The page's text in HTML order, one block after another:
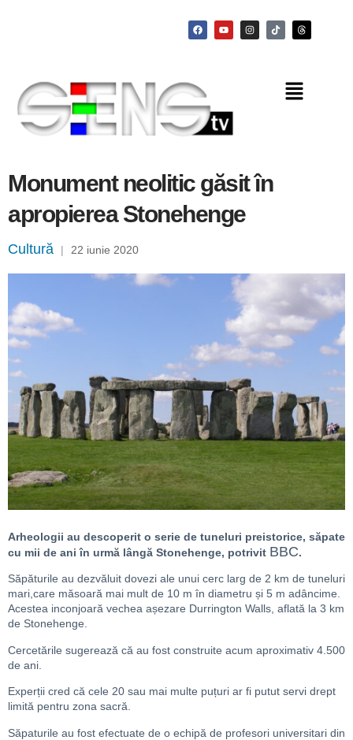
Monument neolitic găsit în
apropierea Stonehenge
Cultură | 22 iunie 2020
Arheologii au descoperit o serie de tuneluri preistorice, săpate
cu mii de ani în urmă lângă Stonehenge, potrivit BBC.
Săpăturile au dezvăluit dovezi ale unui cerc larg de 2 km de tuneluri
mari,care măsoară mai mult de 10 m în diametru și 5 m adâncime.
Acestea inconjoară vechea așezare Durrington Walls, aflată la 3 km
de Stonehenge.
Cercetările sugerează că au fost construite acum aproximativ 4.500
de ani.
Experții cred că cele 20 sau mai multe puțuri ar fi putut servi drept
limită pentru zona sacră.
Săpaturile au fost efectuate de o echipă de profesori universitari din